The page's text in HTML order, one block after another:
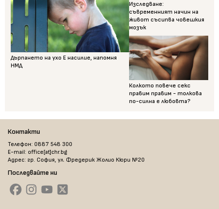
Дърпането на ухо Е насилие, напомня
НМД
Изследване:
съвременният начин на
живот съсипва човешкия
мозък
Колкото повече секс
правим правим - толкова
по-силна е любовта?
Контакти
Телефон: 0887 548 300
E-mail: office[at]chr.bg
Адрес: гр. София, ул. Фредерик Жолио Кюри №20
Последвайте ни